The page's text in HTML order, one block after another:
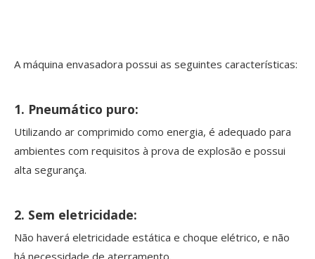
A máquina envasadora possui as seguintes características:
1. Pneumático puro:
Utilizando ar comprimido como energia, é adequado para
ambientes com requisitos à prova de explosão e possui
alta segurança.
2. Sem eletricidade:
Não haverá eletricidade estática e choque elétrico, e não
há necessidade de aterramento.